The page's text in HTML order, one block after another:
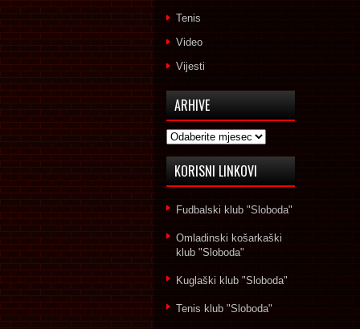
Tenis
Video
Vijesti
ARHIVE
Arhive
KORISNI LINKOVI
Fudbalski klub "Sloboda"
Omladinski košarkaški
klub "Sloboda"
Kuglaški klub "Sloboda"
Tenis klub "Sloboda"